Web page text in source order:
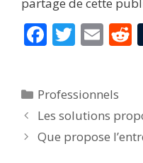
F
b
o
o
T
er
E
l
t
Catégories
Professionnels
Les solutions
Que propose